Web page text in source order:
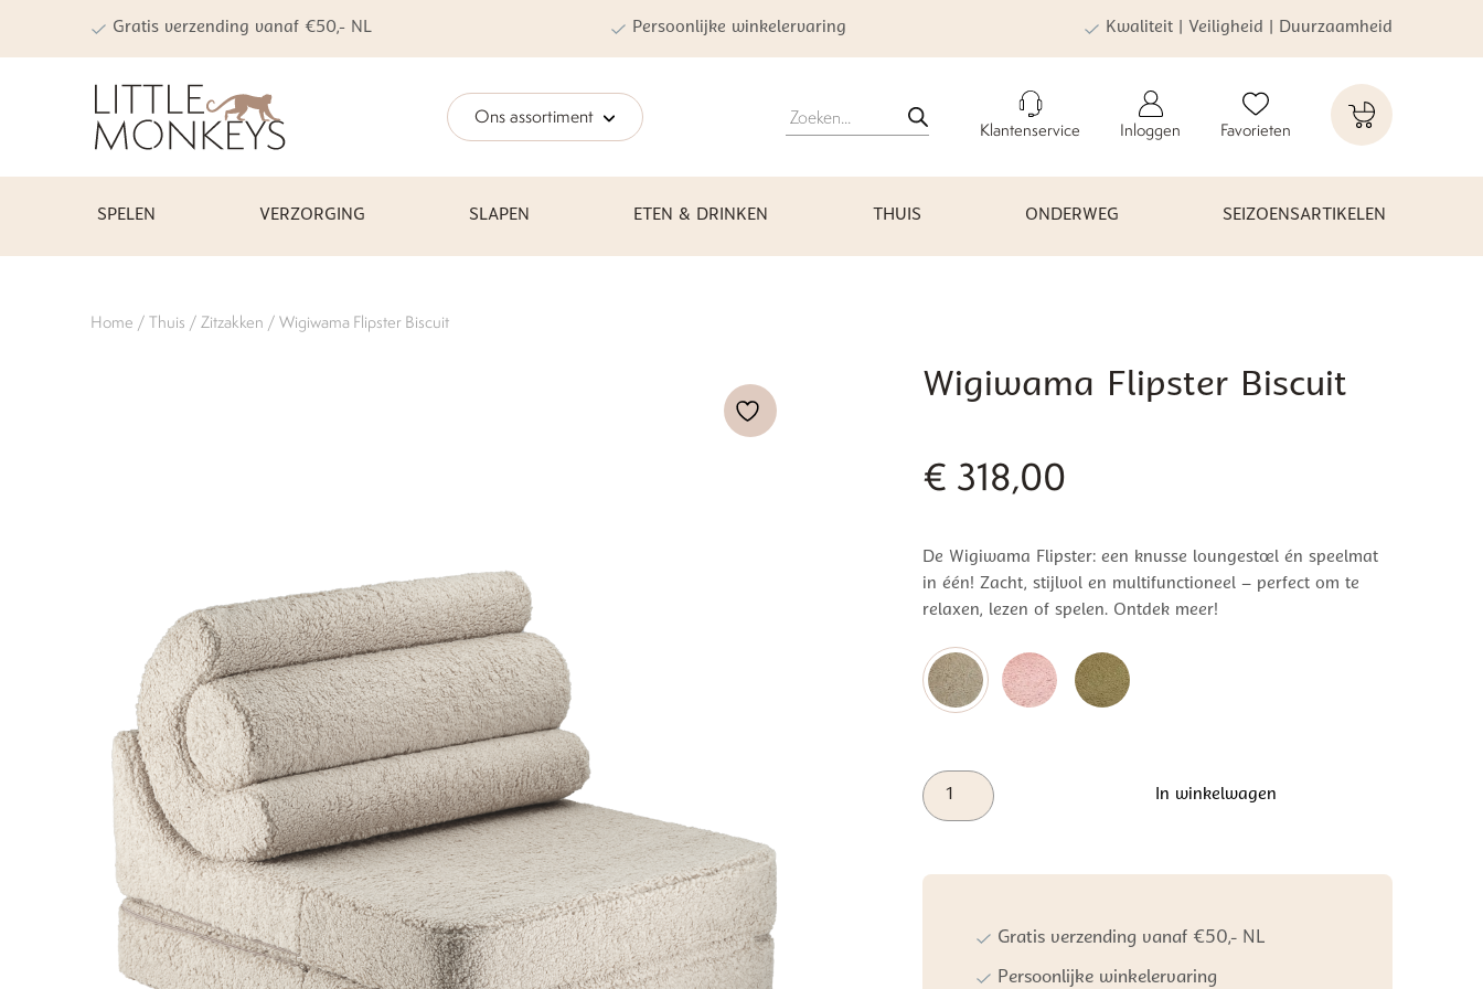
Gratis verzending vanaf €50,- NL Persoonlijke winkelervaring Kwaliteit | Veiligheid | Duurzaamheid
Ons assortiment Producten
zoeken Klantenservice Inloggen Favorieten
SPELEN VERZORGING SLAPEN ETEN & DRINKEN THUIS ONDERWEG SEIZOENSARTIKELEN
Home / Thuis / Zitzakken / Wigiwama Flipster Biscuit
Wigiwama Flipster Biscuit
€ 318,00
De Wigiwama Flipster: een knusse loungestoel én speelmat
in één! Zacht, stijlvol en multifunctioneel – perfect om te
relaxen, lezen of spelen. Ontdek meer!
Wigiwama
Flipster
In winkelwagen
Gratis verzending vanaf €50,- NL
Persoonlijke winkelervaring